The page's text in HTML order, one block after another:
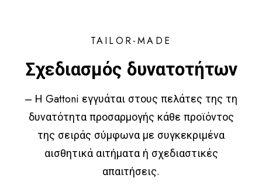
TAILOR-MADE
Σχεδιασμός δυνατοτήτων
– Η Gattoni εγγυάται στους πελάτες της τη
δυνατότητα προσαρμογής κάθε προϊόντος
της σειράς σύμφωνα με συγκεκριμένα
αισθητικά αιτήματα ή σχεδιαστικές
απαιτήσεις.